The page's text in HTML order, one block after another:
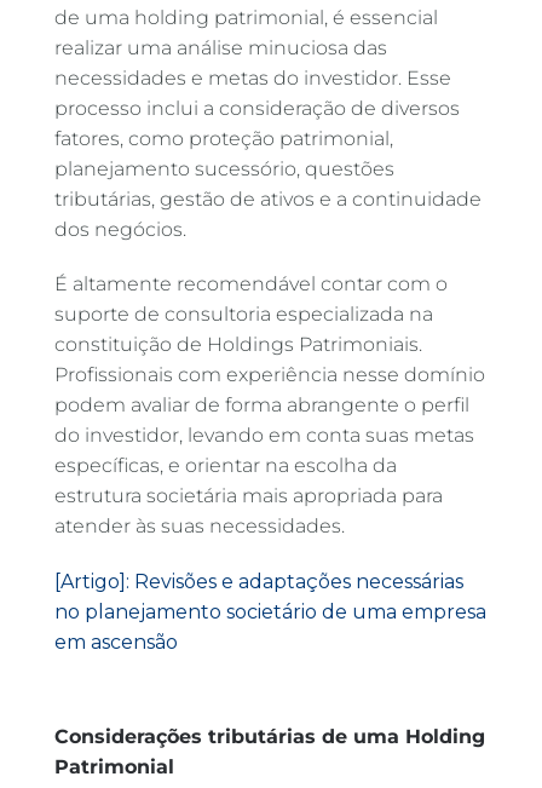
de uma holding patrimonial, é essencial
realizar uma análise minuciosa das
necessidades e metas do investidor. Esse
processo inclui a consideração de diversos
fatores, como proteção patrimonial,
planejamento sucessório, questões
tributárias, gestão de ativos e a continuidade
dos negócios.
É altamente recomendável contar com o
suporte de consultoria especializada na
constituição de Holdings Patrimoniais.
Profissionais com experiência nesse domínio
podem avaliar de forma abrangente o perfil
do investidor, levando em conta suas metas
específicas, e orientar na escolha da
estrutura societária mais apropriada para
atender às suas necessidades.
[Artigo]: Revisões e adaptações necessárias
no planejamento societário de uma empresa
em ascensão
Considerações tributárias de uma Holding
Patrimonial